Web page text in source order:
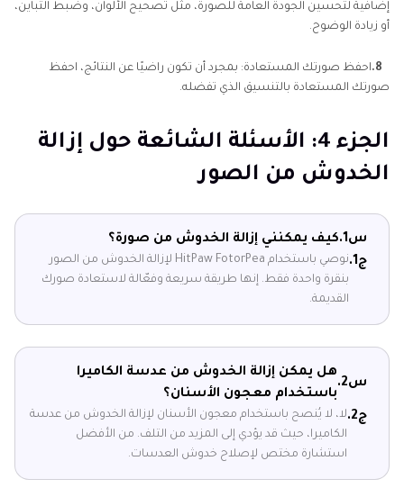
إضافية لتحسين الجودة العامة للصورة، مثل تصحيح الألوان، وضبط التباين،
أو زيادة الوضوح.
8. احفظ صورتك المستعادة: بمجرد أن تكون راضيًا عن النتائج، احفظ
صورتك المستعادة بالتنسيق الذي تفضله.
الجزء 4: الأسئلة الشائعة حول إزالة
الخدوش من الصور
س1.
كيف يمكنني إزالة الخدوش من صورة؟
ج1.
نوصي باستخدام HitPaw FotorPea لإزالة الخدوش من الصور
بنقرة واحدة فقط. إنها طريقة سريعة وفعّالة لاستعادة صورك
القديمة.
س2.
هل يمكن إزالة الخدوش من عدسة الكاميرا
باستخدام معجون الأسنان؟
ج2.
لا، لا يُنصح باستخدام معجون الأسنان لإزالة الخدوش من عدسة
الكاميرا، حيث قد يؤدي إلى المزيد من التلف. من الأفضل
استشارة مختص لإصلاح خدوش العدسات.